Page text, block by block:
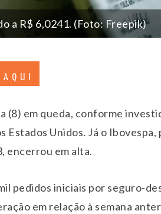
a R$ 6,0241. (Foto: Freepik)
(8) em queda, conforme
Estados Unidos. Já o
encerrou em alta.
pedidos iniciais por seguro-
em relação à semana